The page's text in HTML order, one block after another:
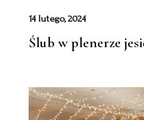
14 lutego, 2024
Ślub w plenerze